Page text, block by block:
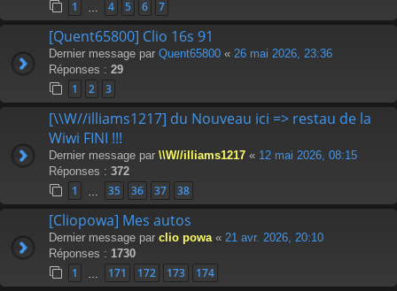
1 4 5 6 7
[Quent65800] Clio 16s 91
Dernier message par Quent65800 « 26 mai 2026, 23:36
Réponses : 29
1 2 3
[\\W//illiams1217] du Nouveau ici => restau de la
Wiwi FINI !!!
Dernier message par \\W//illiams1217 « 12 mai 2026, 08:15
Réponses : 372
1 35 36 37 38
[Cliopowa] Mes autos
Dernier message par clio powa « 21 avr. 2026, 20:10
Réponses : 1730
1 171 172 173 174